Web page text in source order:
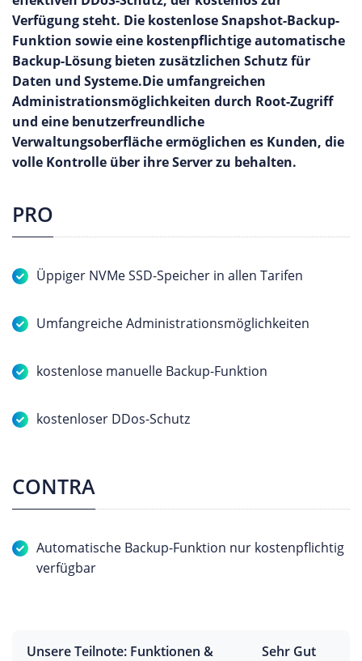
Verfügung steht. Die kostenlose Snapshot-Backup-
Funktion sowie eine kostenpflichtige automatische
Backup-Lösung bieten zusätzlichen Schutz für
Daten und Systeme.Die umfangreichen
Administrationsmöglichkeiten durch Root-Zugriff
und eine benutzerfreundliche
Verwaltungsoberfläche ermöglichen es Kunden, die
volle Kontrolle über ihre Server zu behalten.
PRO
Üppiger NVMe SSD-Speicher in allen Tarifen
Umfangreiche Administrationsmöglichkeiten
kostenlose manuelle Backup-Funktion
kostenloser DDos-Schutz
CONTRA
Automatische Backup-Funktion nur kostenpflichtig
verfügbar
Unsere Teilnote: Funktionen &
Sehr Gut